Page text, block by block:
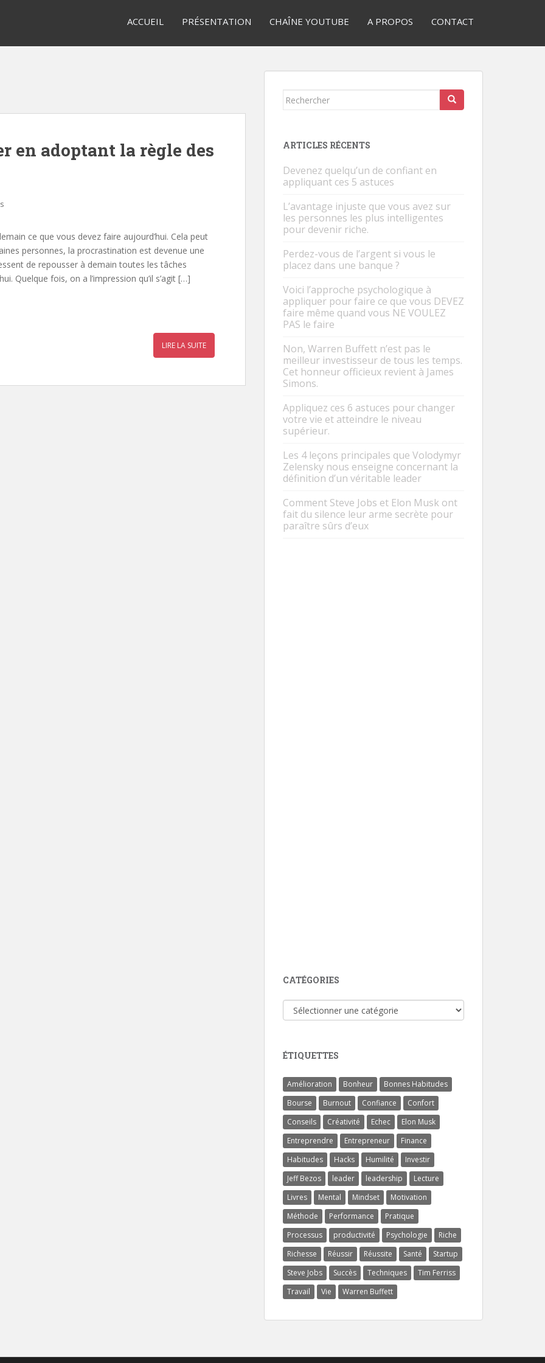
ACCUEIL PRÉSENTATION CHAÎNE YOUTUBE A PROPOS CONTACT
en adoptant la règle des
ce que vous devez faire aujourd’hui. Cela peut
personnes, la procrastination est devenue une
de repousser à demain toutes les tâches
Quelque fois, on a l’impression qu’il s’agit […]
LIRE LA SUITE
Rechercher...
ARTICLES RÉCENTS
Devenez quelqu’un de confiant en
appliquant ces 5 astuces
L’avantage injuste que vous avez sur
les personnes les plus intelligentes
pour devenir riche.
Perdez-vous de l’argent si vous le
placez dans une banque ?
Voici l’approche psychologique à
appliquer pour faire ce que vous DEVEZ
faire même quand vous NE VOULEZ
PAS le faire
Non, Warren Buffett n’est pas le
meilleur investisseur de tous les temps.
Cet honneur officieux revient à James
Simons.
Appliquez ces 6 astuces pour changer
votre vie et atteindre le niveau
supérieur.
Les 4 leçons principales que Volodymyr
Zelensky nous enseigne concernant la
définition d’un véritable leader
Comment Steve Jobs et Elon Musk ont
fait du silence leur arme secrète pour
paraître sûrs d’eux
CATÉGORIES
Catégories
ÉTIQUETTES
Amélioration Bonheur
Bonnes Habitudes
Bourse
Burnout Confiance
Confort
Conseils
Créativité Echec
Elon Musk
Entreprendre
Entrepreneur
Finance
Habitudes
Hacks Humilité
Investir
Jeff Bezos
leader leadership
Lecture
Livres
Mental Mindset
Motivation
Méthode
Performance
Pratique
Processus
productivité Psychologie
Riche
Richesse
Réussir Réussite Santé
Startup
Steve Jobs
Succès Techniques
Tim Ferriss
Travail
Vie Warren Buffett